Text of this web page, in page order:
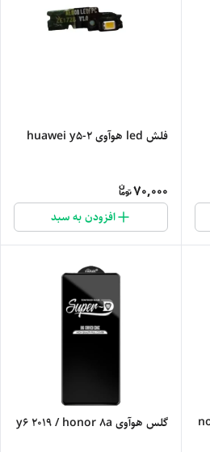
فلش led هوآوی huawei y5-2
70,000
افزودن به سبد
گلس هوآوی y6 2019 / honor 8a